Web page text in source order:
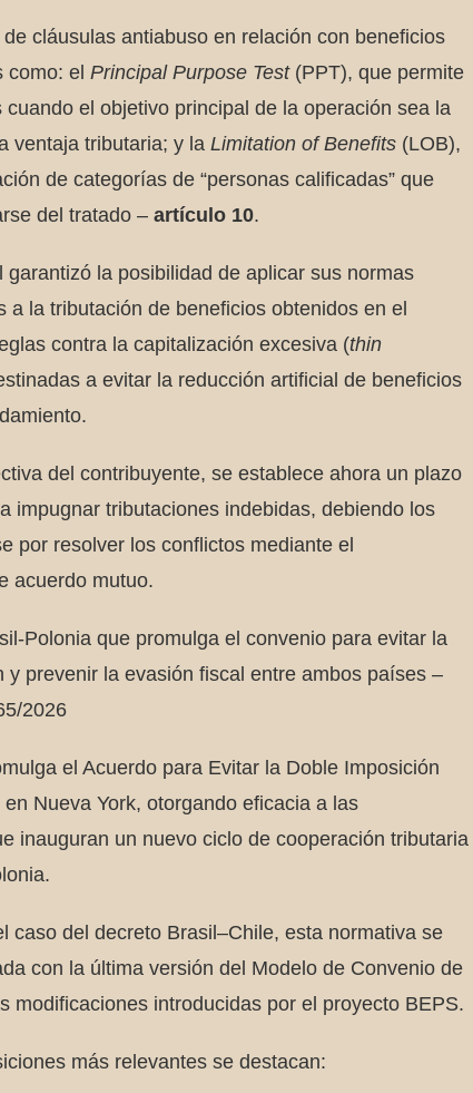
cláusulas antiabuso en relación con beneficios
como: el Principal Purpose Test(PPT), que permite
cuando el objetivo principal de la operación sea la
ventaja tributaria; y la Limitation of Benefits (LOB),
de categorías de “personas calificadas” que
del tratado – artículo 10.
garantizó la posibilidad de aplicar sus normas
a la tributación de beneficios obtenidos en el
contra la capitalización excesiva (thin
a evitar la reducción artificial de beneficios
del contribuyente, se establece ahora un plazo
impugnar tributaciones indebidas, debiendo los
por resolver los conflictos mediante el
acuerdo mutuo.
Polonia que promulga el convenio para evitar la
y prevenir la evasión fiscal entre ambos países –
2026
el Acuerdo para Evitar la Doble Imposición
Nueva York, otorgando eficacia a las
inauguran un nuevo ciclo de cooperación tributaria
caso del decreto Brasil–Chile, esta normativa se
con la última versión del Modelo de Convenio de
modificaciones introducidas por el proyecto BEPS.
más relevantes se destacan: